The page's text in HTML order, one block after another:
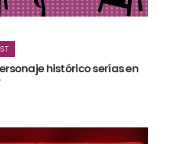
histórico serías en